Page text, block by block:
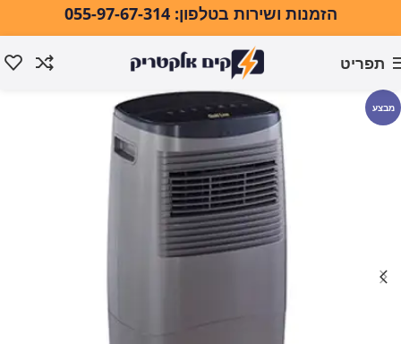
הזמנות ושירות בטלפון: 055-97-67-314
תפריט
עמוד הבית מזגנים ומוצרי אקלים מוצרי אוורור לקיץ מצננים
מבצע